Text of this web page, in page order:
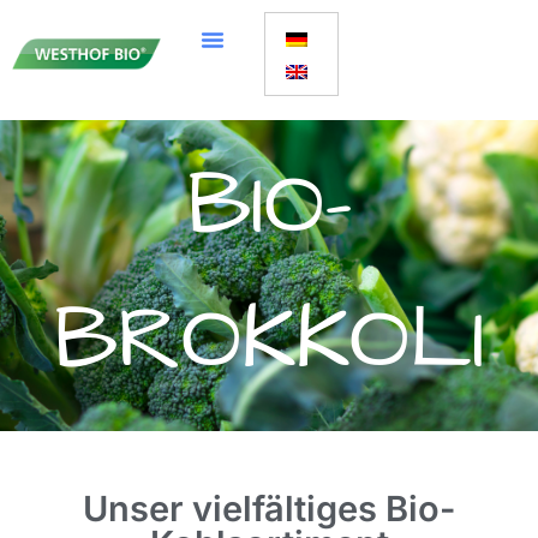
BIO-
BROKKOLI
Unser vielfältiges Bio-